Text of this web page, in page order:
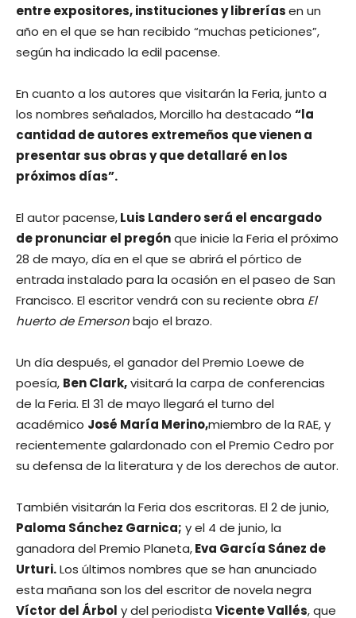
entre expositores, instituciones y libreríasen un
año en el que se han recibido “muchas peticiones”,
según ha indicado la edil pacense.
En cuanto a los autores que visitarán la Feria, junto a
los nombres señalados, Morcillo ha destacado “la
cantidad de autores extremeños que vienen a
presentar sus obras y que detallaré en los
próximos días”.
El autor pacense,Luis Landero será el encargado
de pronunciar el pregónque inicie la Feria el próximo
28 de mayo, día en el que se abrirá el pórtico de
entrada instalado para la ocasión en el paseo de San
Francisco. El escritor vendrá con su reciente obra El
huerto de Emersonbajo el brazo.
Un día después, el ganador del Premio Loewe de
poesía, Ben Clark,visitará la carpa de conferencias
de la Feria. El 31 de mayo llegará el turno del
académico José María Merino,miembro de la RAE, y
recientemente galardonado con el Premio Cedro por
su defensa de la literatura y de los derechos de autor.
También visitarán la Feria dos escritoras. El 2 de junio,
Paloma Sánchez Garnica; y el 4 de junio, la
ganadora del Premio Planeta,Eva García Sánez de
Urturi.Los últimos nombres que se han anunciado
esta mañana son los del escritor de novela negra
Víctor del Árbol y del periodista Vicente Vallés, que